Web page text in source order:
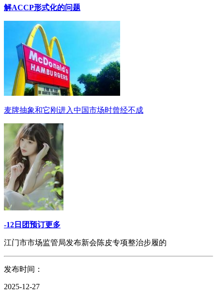
解ACCP形式化的问题
麦牌抽象和它刚进入中国市场时曾经不成
-12日团预订更多
江门市市场监管局发布新会陈皮专项整治步履的
发布时间：
2025-12-27